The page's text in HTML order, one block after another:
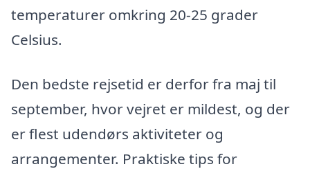
temperaturer omkring 20-25 grader
Celsius.
Den bedste rejsetid er derfor fra maj til
september, hvor vejret er mildest, og der
er flest udendørs aktiviteter og
arrangementer. Praktiske tips for